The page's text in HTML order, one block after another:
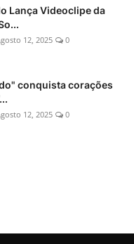
Lança Videoclipe da
12, 2025 0
conquista corações
12, 2025 0